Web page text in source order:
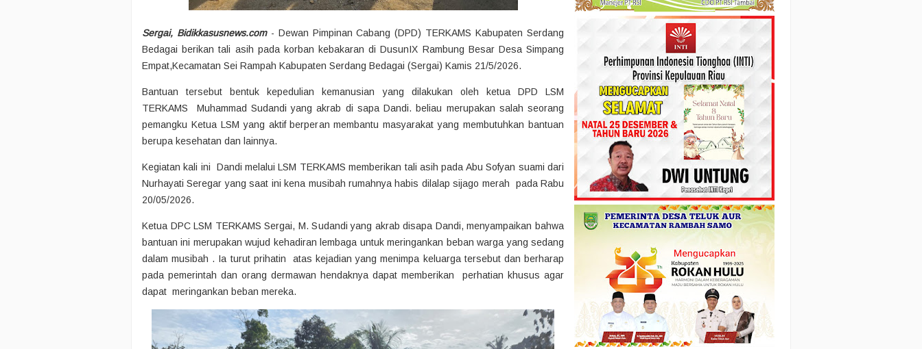
Sergai, Bidikkasusnews.com- Dewan Pimpinan Cabang (DPD) TERKAMS Kabupaten Serdang
Bedagai berikan tali asih pada korban kebakaran di DusunIX Rambung Besar Desa Simpang
Empat,Kecamatan Sei Rampah Kabupaten Serdang Bedagai (Sergai) Kamis 21/5/2026.
Bantuan tersebut bentuk kepedulian kemanusian yang dilakukan oleh ketua DPD LSM
TERKAMS Muhammad Sudandi yang akrab di sapa Dandi. beliau merupakan salah seorang
pemangku Ketua LSM yang aktif berperan membantu masyarakat yang membutuhkan bantuan
berupa kesehatan dan lainnya.
Kegiatan kali ini Dandi melalui LSM TERKAMS memberikan tali asih pada Abu Sofyan suami dari
Nurhayati Seregar yang saat ini kena musibah rumahnya habis dilalap sijago merah pada Rabu
20/05/2026.
Ketua DPC LSM TERKAMS Sergai, M. Sudandi yang akrab disapa Dandi, menyampaikan bahwa
bantuan ini merupakan wujud kehadiran lembaga untuk meringankan beban warga yang sedang
dalam musibah . Ia turut prihatin atas kejadian yang menimpa keluarga tersebut dan berharap
pada pemerintah dan orang dermawan hendaknya dapat memberikan perhatian khusus agar
dapat meringankan beban mereka.